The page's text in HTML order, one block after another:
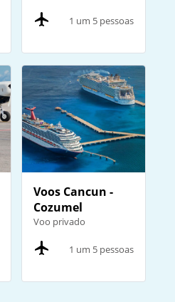
1 um 5 pessoas
Voos Cancun -
Cozumel
Voo privado
1 um 5 pessoas